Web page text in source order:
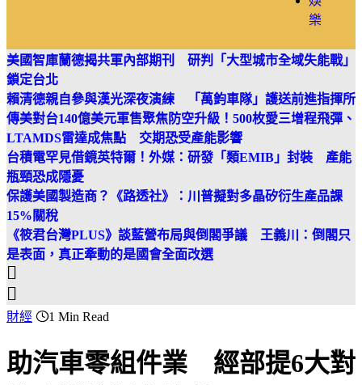
樂
美國智庫蘭德揭共軍內部期刊 研判「大型城市全域失能戰」
鎖定台北
賴清德親自參與漢光深夜演練 「萬鈞車隊」護送前進指揮所
傳美對台140億美元軍售聚焦防空升級！500枚愛三增程飛彈、
LTAMDS雷達成焦點 交期恐受產能影響
台積電罕見借鏡英特爾！外媒：研發「類EMIB」封裝 產能
瓶頸恐成隱憂
保護美國製造商？《路透社》：川普擬對多晶矽衍生產品課
15%關稅
《筱君台灣PLUS》談藍營布局與倒閣爭議 王義川：倒閣只
是表面，真正牽動的是國會全面改選
財經 1 Min Read
助汽車零組件業 經部提6大對